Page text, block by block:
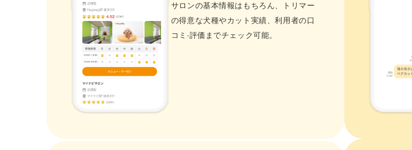
サロンの基本情報はもちろん、トリマー
の得意な⽝種やカット実績、利⽤者の⼝
コミ‧評価までチェック可能。​